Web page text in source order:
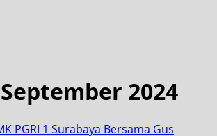
2024
PGRI 1 Surabaya Bersama Gus